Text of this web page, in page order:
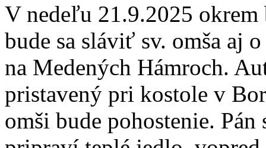
V nedeľu 21.9.2025
bude sa sláviť sv. omša aj
na Medených Hámroch.
pristavený pri kostole v
omši bude pohostenie.